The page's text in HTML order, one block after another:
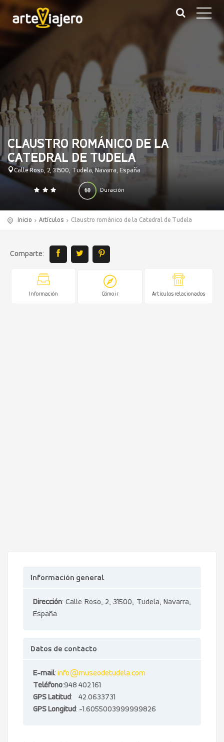
CLAUSTRO ROMÁNICO DE LA
CATEDRAL DE TUDELA
Calle Roso, 2, 31500, Tudela, Navarra, España
Duración
60
0 140
Inicio Artículos Claustro románico de la Catedral de Tudela
Comparte:
Información Cómo ir Artículos relacionados
Información general
Dirección: Calle Roso, 2, 31500, Tudela, Navarra,
España
Datos de contacto
E-mail: info@museodetudela.com
Teléfono:948 402 161
GPS Latitud: 42.0633731
GPS Longitud: -1.6055003999999826